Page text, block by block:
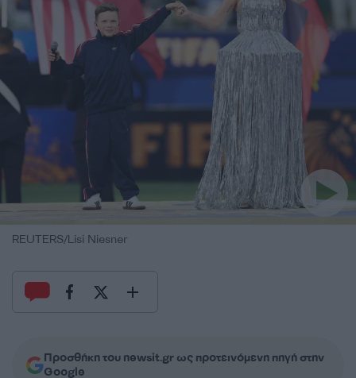
REUTERS/Lisi Niesner
Προσθήκη του newsit.gr ως προτεινόμενη πηγή στην
Google